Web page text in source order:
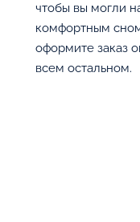
чтобы вы могли
комфортным
оформите заказ
всем остальном.